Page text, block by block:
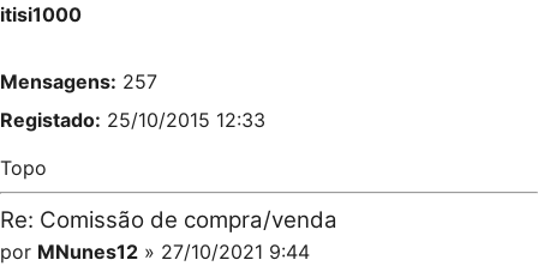
itisi1000
Mensagens: 257
Registado: 25/10/2015 12:33
Topo
Re: Comissão de compra/venda
por MNunes12 » 27/10/2021 9:44